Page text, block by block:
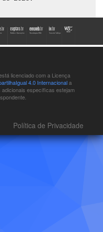
licenciado com a Licença
4.0 Internacionala
específicas estejam
Política de Privacidade